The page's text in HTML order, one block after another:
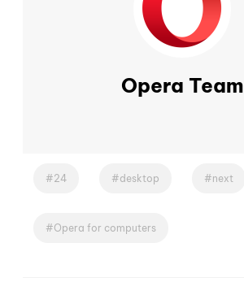
Opera Team
24 desktop next
Opera for computers